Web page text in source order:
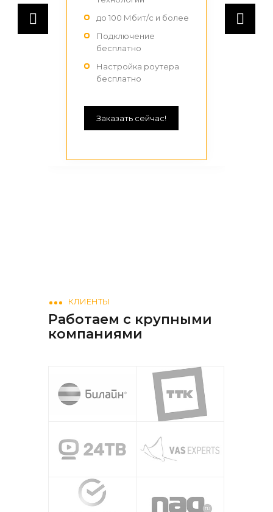
до 100 Мбит/с и более
Подключение
бесплатно
Настройка роутера
бесплатно
Заказать сейчас!
КЛИЕНТЫ
Работаем с крупными
компаниями